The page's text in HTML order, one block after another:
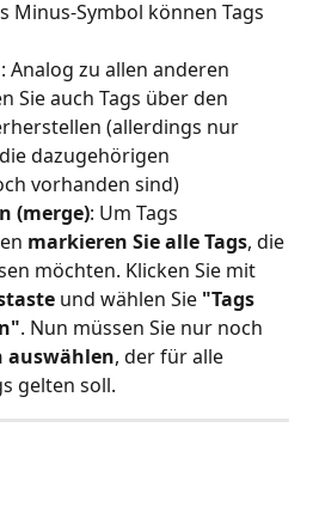
Minus-Symbol können Tags
: Analog zu allen anderen
Sie auch Tags über den
(allerdings nur
dazugehörigen
vorhanden sind)
(merge): Um Tags
markieren Sie alle Tags, die
möchten. Klicken Sie mit
und wählen Sie "Tags
. Nun müssen Sie nur noch
auswählen, der für alle
gelten soll.